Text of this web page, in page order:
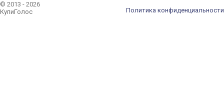
© 2013 - 2026
КупиГолос
Политика конфиденциальности